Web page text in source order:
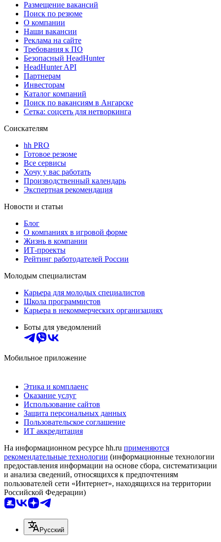
Размещение вакансий
Поиск по резюме
О компании
Наши вакансии
Реклама на сайте
Требования к ПО
Безопасный HeadHunter
HeadHunter API
Партнерам
Инвесторам
Каталог компаний
Поиск по вакансиям в Ангарске
Сетка: соцсеть для нетворкинга
Соискателям
hh PRO
Готовое резюме
Все сервисы
Хочу у вас работать
Производственный календарь
Экспертная рекомендация
Новости и статьи
Блог
О компаниях в игровой форме
Жизнь в компании
ИТ-проекты
Рейтинг работодателей России
Молодым специалистам
Карьера для молодых специалистов
Школа программистов
Карьера в некоммерческих организациях
Боты для уведомлений
Мобильное приложение
Этика и комплаенс
Оказание услуг
Использование сайтов
Защита персональных данных
Пользовательское соглашение
ИТ аккредитация
На информационном ресурсе hh.ru применяются
рекомендательные технологии (информационные технологии
предоставления информации на основе сбора, систематизации
и анализа сведений, относящихся к предпочтениям
пользователей сети «Интернет», находящихся на территории
Российской Федерации)
Русский